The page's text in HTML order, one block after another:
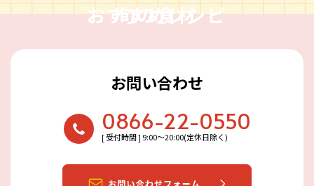
おすすめレシピ
旬の食材
お問い合わせ
0866-22-0550
[ 受付時間 ] 9:00〜20:00(定休日除く)